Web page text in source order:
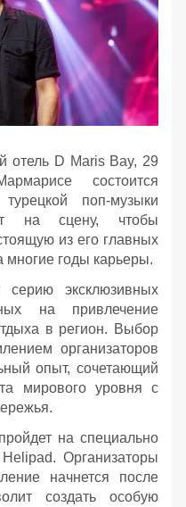
отель D Maris Bay, 29
состоится
поп-музыки
на сцену, чтобы
из его главных
многие годы карьеры.
эксклюзивных
на привлечение
в регион. Выбор
организаторов
опыт, сочетающий
мирового уровня с
на специально
Организаторы
начнется после
создать особую